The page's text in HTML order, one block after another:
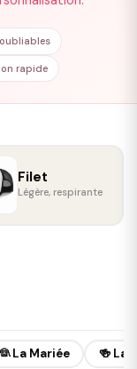
rapide
Filet
Légère, respirante
La Mariée 🍻 La